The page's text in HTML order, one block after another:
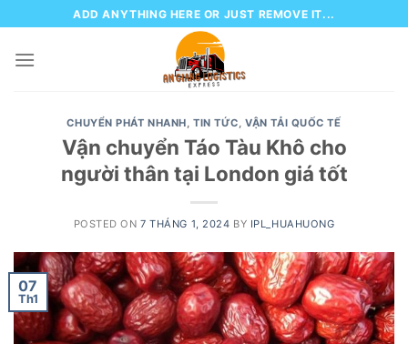
to
content
ADD ANYTHING HERE OR JUST REMOVE IT...
CHUYỂN PHÁT NHANH,TIN TỨC,VẬN TẢI QUỐC TẾ
Vận chuyển Táo Tàu Khô cho
người thân tại London giá tốt
POSTED ON7 THÁNG 1, 2024 BY IPL_HUAHUONG
07
Th1